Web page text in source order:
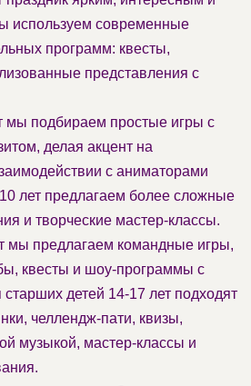
используем современные
программ: квесты,
представления с
подбираем простые игры с
делая акцент на
с аниматорами
лет предлагаем более сложные
и творческие мастер-классы.
мы предлагаем командные игры,
квесты и шоу-программы с
детей 14-17 лет подходят
челлендж-пати, квизы,
музыкой, мастер-классы и